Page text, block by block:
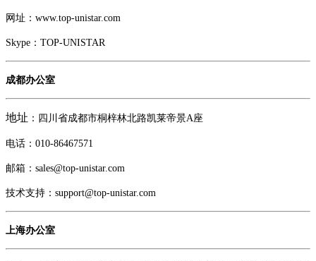
网址：www.top-unistar.com
Skype：TOP-UNISTAR
成都办公室
地址 ：四川省成都市桐梓林北路凯莱帝景A座
电话： 010-86467571
邮箱：sales@top-unistar.com
技术支持：support@top-unistar.com
上海办公室